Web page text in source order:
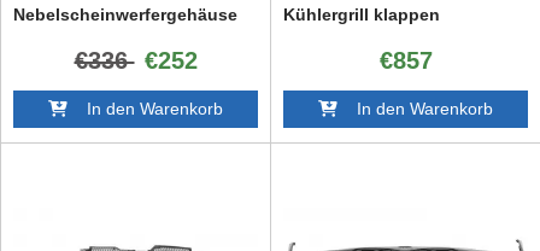
Nebelscheinwerfergehäuse
€336 €252
In den Warenkorb
Kühlergrill klappen
€857
In den Warenkorb